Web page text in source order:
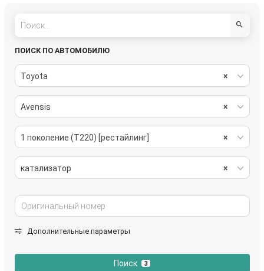
ПОИСК ПО АВТОМОБИЛЮ
×
Toyota
×
Avensis
×
1 поколение (T220) [рестайлинг]
×
катализатор
Дополнительные параметры
Поиск 3